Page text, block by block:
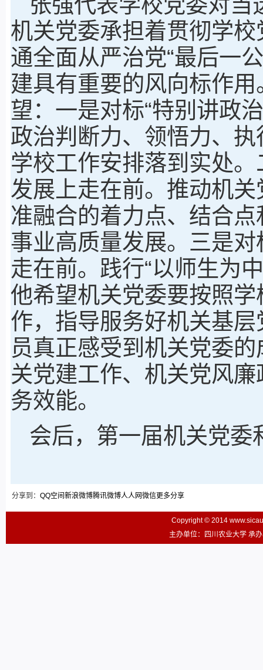
机关党委承担着贯彻学校
通全面从严治党“最后一
建具有重要的风向标作
望：一是对标“特别讲政
政治判断力、领悟力、
学校工作安排落到实处。
发展上走在前。推动机
准融合的着力点、结合
事业高质量发展。三是对
走在前。践行“以师生为
他希望机关党委要按照
作，指导服务好机关基
员真正感受到机关党委
关党建工作、机关党风
务效能。
会后，第一届机关党
分享到： QQ空间 新浪微博腾讯微博人人网微信更多分享
Copyright © 2014
主办单位：四川农业大学 承